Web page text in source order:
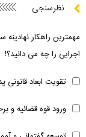
نظرسنجی
مهمترین راهکار
اجرایی را چه می دانید؟!
تقویت ابعاد قانونی
ورود قوه قضائیه و